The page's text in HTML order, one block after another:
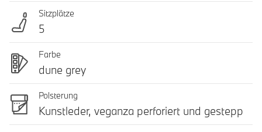
Sitzplätze
5
Farbe
dune grey
Polsterung
Kunstleder, veganza perforiert und gestepp